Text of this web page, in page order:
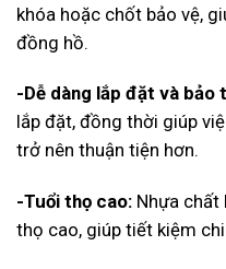
khóa hoặc chốt bảo vệ,
đồng hồ.
-Dễ dàng lắp đặt và bảo
lắp đặt, đồng thời giúp
trở nên thuận tiện hơn.
-Tuổi thọ cao: Nhựa
thọ cao, giúp tiết kiệm